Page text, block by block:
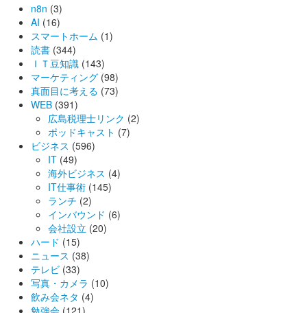
n8n (3)
AI (16)
スマートホーム (1)
読書 (344)
ＩＴ豆知識 (143)
マーケティング (98)
真面目に考える (73)
WEB (391)
広島税理士リンク (2)
ポッドキャスト (7)
ビジネス (596)
IT (49)
海外ビジネス (4)
IT仕事術 (145)
ランチ (2)
インバウンド (6)
会社設立 (20)
ハード (15)
ニュース (38)
テレビ (33)
写真・カメラ (10)
飲み会ネタ (4)
勉強会 (121)